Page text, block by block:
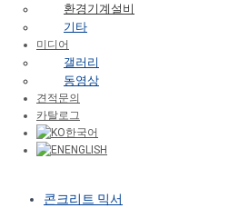
환경기계설비
기타
미디어
갤러리
동영상
견적문의
카탈로그
한국어
ENGLISH
콘크리트 믹서
콘크리트 배쳐 플랜트
아스팔트 플랜트
이동식 배칭 플랜트
컨베이어 & 롤러
해상 배쳐 플랜트
환경기계설비
기타
콘크리트 믹서